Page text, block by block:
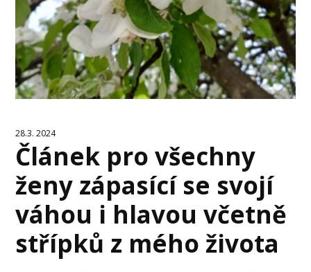
28.3. 2024
Článek pro všechny
ženy zápasící se svojí
váhou i hlavou včetně
střípků z mého života